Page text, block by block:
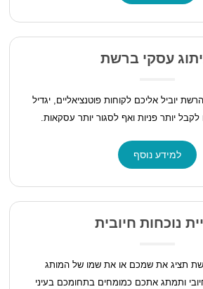
עסקי ברשת
יוביל אליכם לקוחות פוטנציאליים, יגדיל
יותר פניות ואף לסגור יותר עסקאות.
למידע נוסף
נוכחות חיובית
תציג את שמכם או את שמו של המותג
ותמתג אתכם כמומחים בתחומכם בעיני